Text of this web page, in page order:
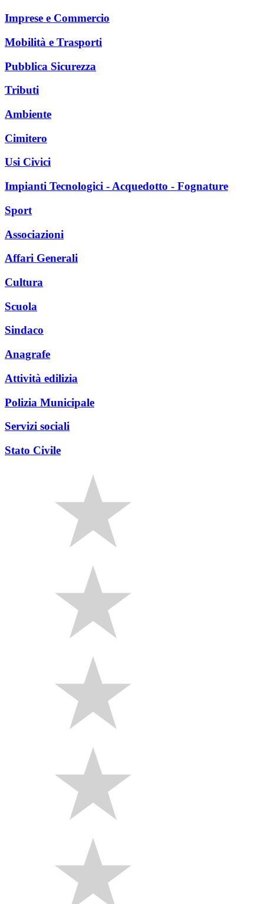
Imprese e Commercio
Mobilità e Trasporti
Pubblica Sicurezza
Tributi
Ambiente
Cimitero
Usi Civici
Impianti Tecnologici - Acquedotto - Fognature
Sport
Associazioni
Affari Generali
Cultura
Scuola
Sindaco
Anagrafe
Attività edilizia
Polizia Municipale
Servizi sociali
Stato Civile